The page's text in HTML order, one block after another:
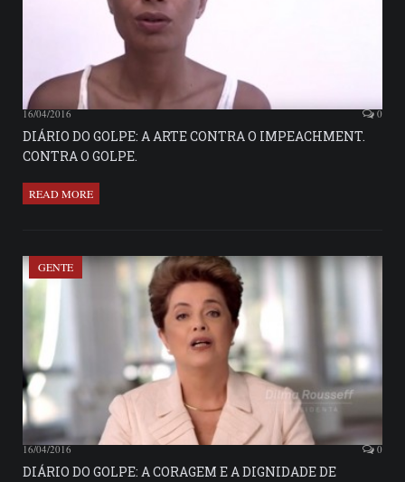
16/04/2016 0
DIÁRIO DO GOLPE: A ARTE CONTRA O IMPEACHMENT.
CONTRA O GOLPE.
READ MORE
GENTE
16/04/2016 0
DIÁRIO DO GOLPE: A CORAGEM E A DIGNIDADE DE